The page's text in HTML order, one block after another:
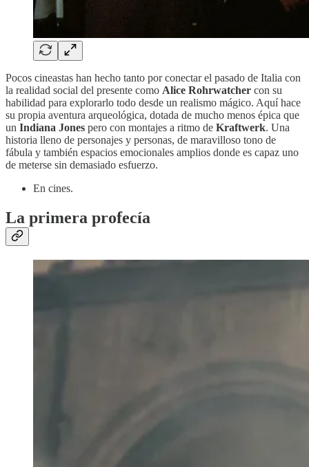
Pocos cineastas han hecho tanto por conectar el pasado de Italia con
la realidad social del presente como Alice Rohrwatcher con su
habilidad para explorarlo todo desde un realismo mágico. Aquí hace
su propia aventura arqueológica, dotada de mucho menos épica que
un Indiana Jones pero con montajes a ritmo de Kraftwerk. Una
historia lleno de personajes y personas, de maravilloso tono de
fábula y también espacios emocionales amplios donde es capaz uno
de meterse sin demasiado esfuerzo.
En cines.
La primera profecía